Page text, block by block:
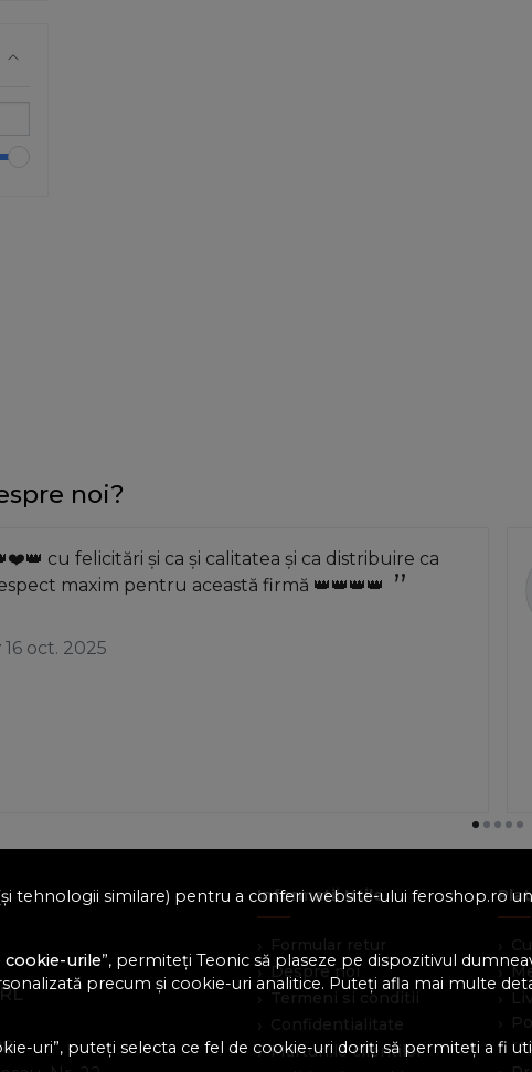
tehnologii similare) pentru a conferi website-ului feroshop.ro
cookie-urile”, permiteți Teonic să plaseze pe dispozitivul
precum și cookie-uri analitice. Puteți afla mai multe
uri”, puteți selecta ce fel de cookie-uri doriți să permiteți a fi
noi?
cu felicitări și ca și calitatea și ca distribuire ca
maxim pentru această firmă 👑👑👑👑
16 oct. 2025
Informatii Utile
Formular retur
Despre noi
Termeni si conditii
Confidentialitate
Marturiile clientilor